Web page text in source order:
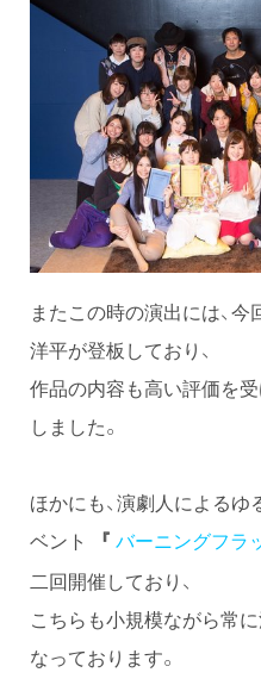
またこの時の演出には、
洋平が登板しており、
作品の内容も高い評価を
しました。
ほかにも、演劇人による
ベント
『 バーニングフラ
二回開催しており、
こちらも小規模ながら常
なっております。